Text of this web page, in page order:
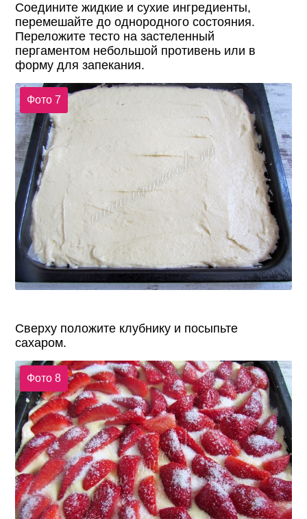
Соедините жидкие и сухие ингредиенты,
перемешайте до однородного состояния.
Переложите тесто на застеленный
пергаментом небольшой противень или в
форму для запекания.
Фото 7
Сверху положите клубнику и посыпьте
сахаром.
Фото 8